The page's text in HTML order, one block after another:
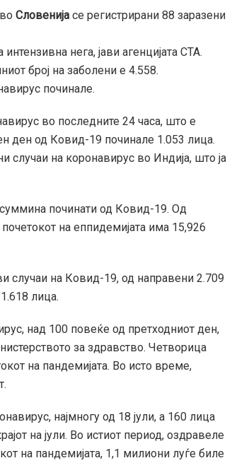
Словенија се регистрирани 88 заразени
нега, јави агенцијата СТА.
број на заболени е 4.558.
починале.
во последните 24 часа, што е
ден од Ковид-19 починале 1.053 лица.
случаи на коронавирус во Индија, што ја
починати од Ковид-19. Од
на еппидемијата има 15,926
случаи на Ковид-19, од направени 2.709
лица.
над 100 повеќе од претходниот ден,
за здравство. Четворица
на пандемијата. Во исто време,
најмногу од 18 јули, а 160 лица
на јули. Во истиот период, оздравеле
на пандемијата, 1,1 милиони луѓе биле